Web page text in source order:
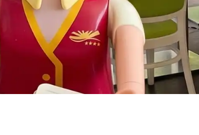
HOME BLOG